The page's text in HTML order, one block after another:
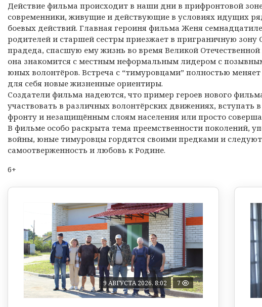
Действие фильма происходит в наши дни в прифронтовой
современники, живущие и действующие в условиях идущих
боевых действий. Главная героиня фильма Женя
родителей и старшей сестры приезжает в приграничную
прадеда, спасшую ему жизнь во время Великой
она знакомится с местным неформальным лидером с
юных волонтёров. Встреча с “тимуровцами” полностью
для себя новые жизненные ориентиры.
Создатели фильма надеются, что пример героев нового
участвовать в различных волонтёрских движениях,
фронту и незащищённым слоям населения или просто
В фильме особо раскрыта тема преемственности поколений,
войны, юные тимуровцы гордятся своими предками и
самоотверженность и любовь к Родине.
6+
9 АВГУСТА 2026, 8:02 7